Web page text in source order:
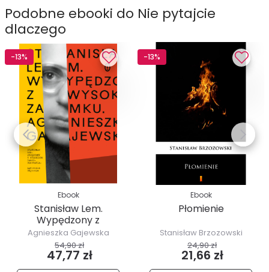
Podobne ebooki do Nie pytajcie
dlaczego
-13%
Ebook
Stanisław Lem.
Wypędzony z
Wysokiego Zamku
Agnieszka Gajewska
54,90 zł
47,77 zł
-13%
Ebook
Płomienie
Stanisław Brzozowski
24,90 zł
21,66 zł